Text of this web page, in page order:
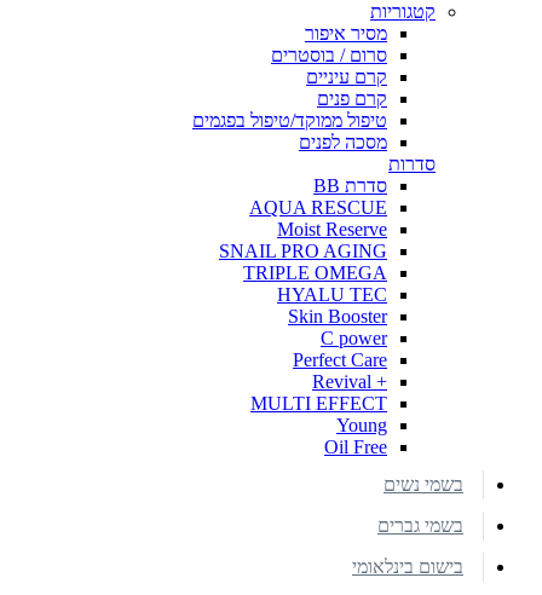
קטגוריות
מסיר איפור
סרום / בוסטרים
קרם עיניים
קרם פנים
טיפול ממוקד/טיפול בפגמים
מסכה לפנים
סדרות
סדרת BB
AQUA RESCUE
Moist Reserve
SNAIL PRO AGING
TRIPLE OMEGA
HYALU TEC
Skin Booster
C power
Perfect Care
+ Revival
MULTI EFFECT
Young
Oil Free
בשמי נשים
בשמי גברים
בישום בינלאומי